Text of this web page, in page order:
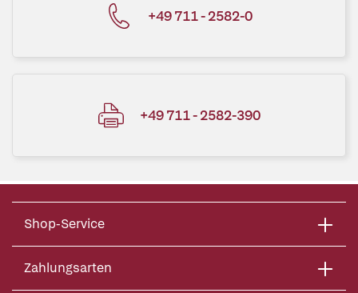
+49 711 - 2582-0
+49 711 - 2582-390
Shop-Service
Zahlungsarten